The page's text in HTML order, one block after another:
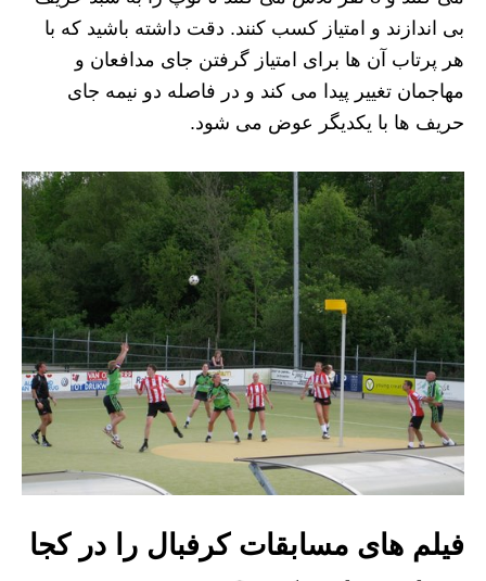
بی اندازند و امتیاز کسب کنند. دقت داشته باشید که با
هر پرتاب آن ها برای امتیاز گرفتن جای مدافعان و
مهاجمان تغییر پیدا می کند و در فاصله دو نیمه جای
حریف ها با یکدیگر عوض می شود.
فیلم های مسابقات کرفبال را در کجا